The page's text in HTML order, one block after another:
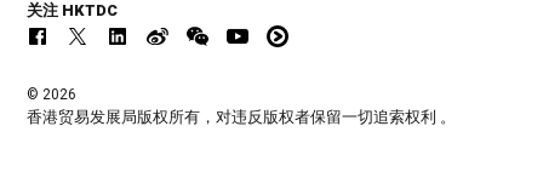
关注 HKTDC
© 2026
香港贸易发展局版权所有，对违反版权者保留一切追索权利 。